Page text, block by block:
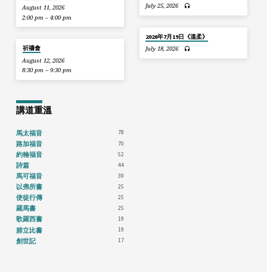
August 11, 2026
2:00 pm – 4:00 pm
祈禱會
August 12, 2026
8:30 pm – 9:30 pm
July 25, 2026
2026年7月19日《溫柔》
July 18, 2026
講道重溫
馬太福音 78
路加福音 70
約翰福音 52
詩篇 44
馬可福音 39
以弗所書 25
使徒行傳 25
羅馬書 25
歌羅西書 19
腓立比書 19
創世記 17